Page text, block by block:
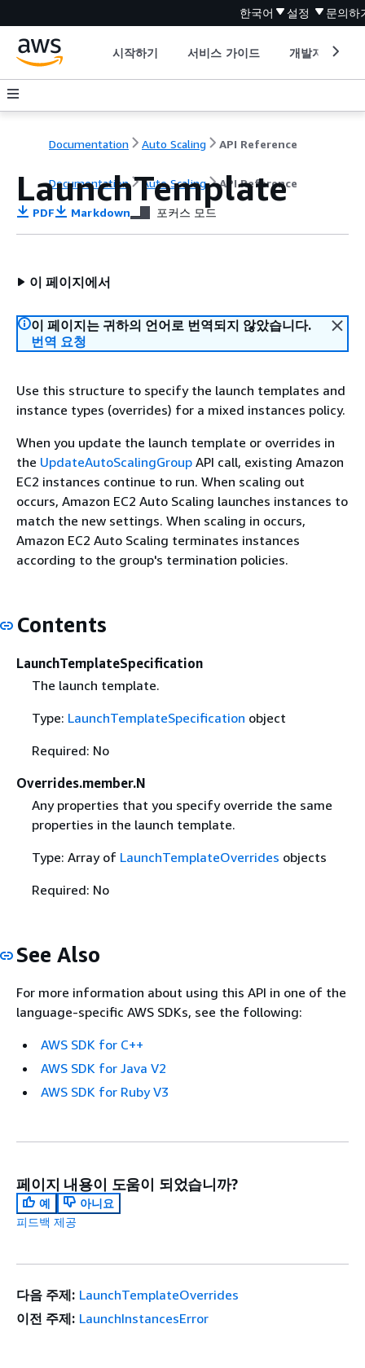
한국어 설정 문의하
시작하기 서비스 가이드 개발자 도구
Documentation Auto Scaling API Reference
Documentation Auto Scaling API Reference
LaunchTemplate
PDF Markdown 포커스 모드
이 페이지에서
이 페이지는 귀하의 언어로 번역되지 않았습니다.
번역 요청
Use this structure to specify the launch templates and
instance types (overrides) for a mixed instances policy.
When you update the launch template or overrides in
the UpdateAutoScalingGroup API call, existing Amazon
EC2 instances continue to run. When scaling out
occurs, Amazon EC2 Auto Scaling launches instances to
match the new settings. When scaling in occurs,
Amazon EC2 Auto Scaling terminates instances
according to the group's termination policies.
Contents
LaunchTemplateSpecification
The launch template.
Type: LaunchTemplateSpecification object
Required: No
Overrides.member.N
Any properties that you specify override the same
properties in the launch template.
Type: Array of LaunchTemplateOverrides objects
Required: No
See Also
For more information about using this API in one of the
language-specific AWS SDKs, see the following:
AWS SDK for C++
AWS SDK for Java V2
AWS SDK for Ruby V3
페이지 내용이 도움이 되었습니까?
예
아니요
피드백 제공
다음 주제: LaunchTemplateOverrides
이전 주제: LaunchInstancesError